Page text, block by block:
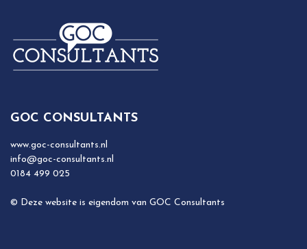
GOC CONSULTANTS
www.goc-consultants.nl
info@goc-consultants.nl
0184 499 025
© Deze website is eigendom van GOC Consultants